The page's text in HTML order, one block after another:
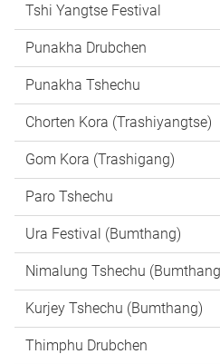
Tshi Yangtse Festival
Punakha Drubchen
Punakha Tshechu
Chorten Kora (Trashiyangtse)
Gom Kora (Trashigang)
Paro Tshechu
Ura Festival (Bumthang)
Nimalung Tshechu
Kurjey Tshechu (Bumthang)
Thimphu Drubchen